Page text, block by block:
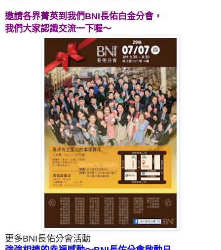
邀請各界菁英到我們BNI長佑白金分會，
我們大家認識交流一下喔～
更多BNI長佑分會活動